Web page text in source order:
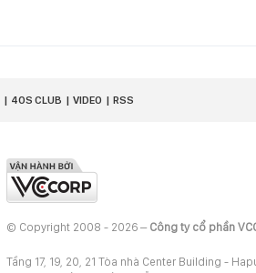
40S CLUB VIDEO RSS
© Copyright 2008 - 2026 – Công ty cổ phần
Tầng 17, 19, 20, 21 Tòa nhà Center Building -